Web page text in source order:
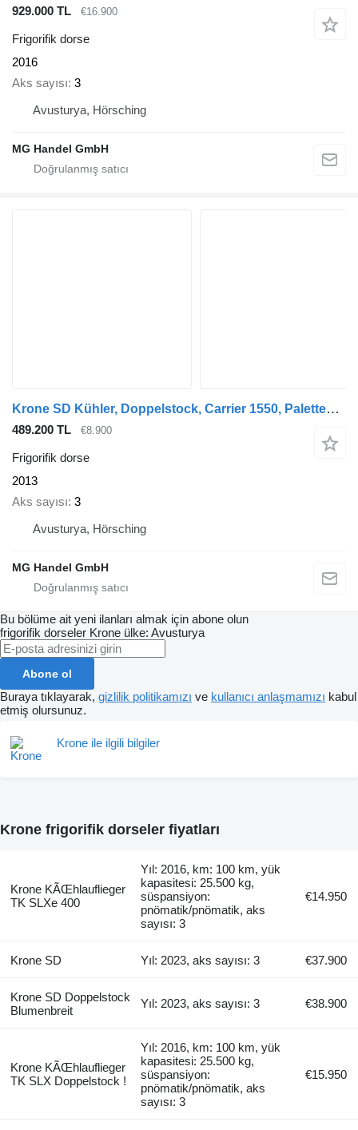
929.000 TL
€16.900
Frigorifik dorse
2016
Aks sayısı 3
Avusturya, Hörsching
MG Handel GmbH
Krone SD Kühler, Doppelstock, Carrier 1550, Palettenkasten, Liftachse
489.200 TL €8.900
Frigorifik dorse
2013
Aks sayısı 3
Avusturya, Hörsching
MG Handel GmbH
Bu bölüme ait yeni ilanları almak için abone olun
frigorifik dorseler Krone ülke: Avusturya
Abone ol
Buraya tıklayarak, gizlilik politikamızı ve kullanıcı anlaşmamızı kabul
etmiş olursunuz.
Krone ile ilgili bilgiler
Krone frigorifik dorseler fiyatları
Krone KÃŒhlauflieger
TK SLXe 400
Yıl: 2016, km: 100 km, yük
kapasitesi: 25.500 kg,
süspansiyon:
pnömatik/pnömatik, aks
sayısı: 3
€14.950
Krone SD Yıl: 2023, aks sayısı: 3 €37.900
Krone SD Doppelstock
Blumenbreit
Yıl: 2023, aks sayısı: 3 €38.900
Krone KÃŒhlauflieger
TK SLX Doppelstock !
Yıl: 2016, km: 100 km, yük
kapasitesi: 25.500 kg,
süspansiyon:
pnömatik/pnömatik, aks
sayısı: 3
€15.950